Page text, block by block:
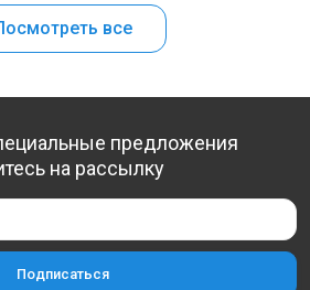
все
предложения
на рассылку